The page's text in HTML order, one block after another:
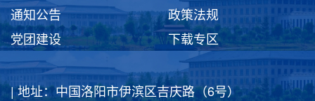
通知公告
党团建设
政策法规
下载专区
| 地址：中国洛阳市伊滨区吉庆路（6号）